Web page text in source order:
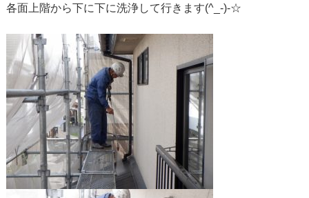
各面上階から下に下に洗浄して行きます(^_-)-☆